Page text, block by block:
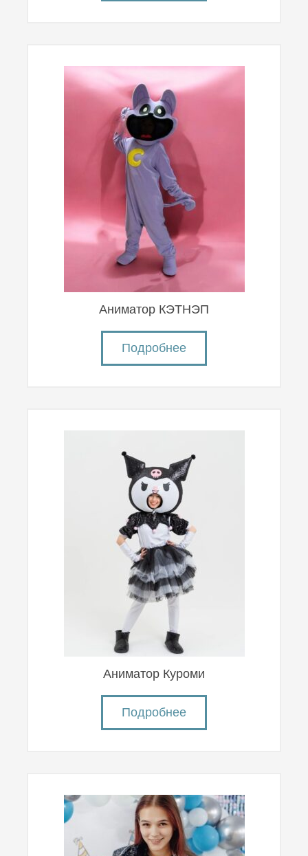
Аниматор КЭТНЭП
Подробнее
Аниматор Куроми
Подробнее